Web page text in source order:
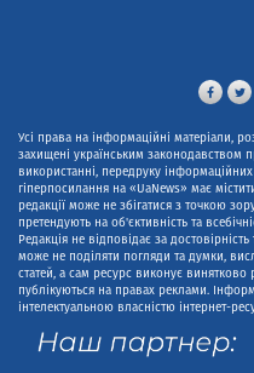
Усі права на інформаційні матеріали,
захищені українським законодавством
використанні, передруку
гіперпосилання на «UaNews» має
редакції може не збігатися з точкою
претендують на об'єктивність та
Редакція не відповідає за
може не поділяти погляди та думки,
статей, а сам ресурс виконує винятково
публікуються на правах реклами.
інтелектуальною власністю інтернет-